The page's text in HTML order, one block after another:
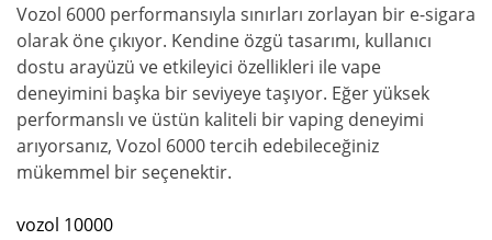
Vozol 6000 performansıyla sınırları zorlayan bir e-sigara
olarak öne çıkıyor. Kendine özgü tasarımı, kullanıcı
dostu arayüzü ve etkileyici özellikleri ile vape
deneyimini başka bir seviyeye taşıyor. Eğer yüksek
performanslı ve üstün kaliteli bir vaping deneyimi
arıyorsanız, Vozol 6000 tercih edebileceğiniz
mükemmel bir seçenektir.
vozol 10000